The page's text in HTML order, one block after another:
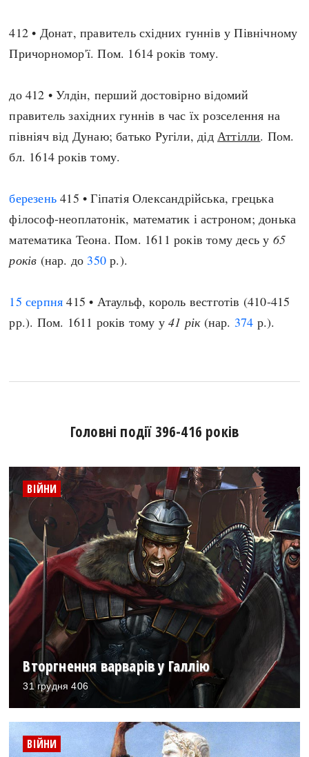
412 • Донат, правитель східних гуннів у Північному
Причорномор'ї. Пом. 1614 років тому.
до 412 • Улдін, перший достовірно відомий
правитель західних гуннів в час їх розселення на
півніяч від Дунаю; батько Ругіли, дідАттілли. Пом.
бл. 1614 років тому.
березень 415 • Гіпатія Олександрійська, грецька
філософ-неоплатонік, математик і астроном; донька
математика Теона. Пом. 1611 років тому десь у 65
років (нар. до 350 р.).
15 серпня 415 • Атаульф, король вестготів (410-415
рр.). Пом. 1611 років тому у41 рік(нар. 374 р.).
Головні події 396-416 років
ВІЙНИ
Вторгнення варварів у Галлію
31 грудня 406
ВІЙНИ